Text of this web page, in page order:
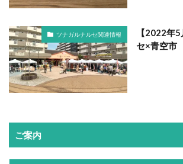
ツナガルナルセ関連情報
【2022年
セ×青空市
ご案内